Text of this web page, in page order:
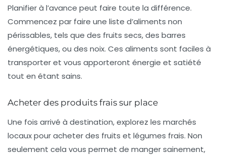
Planifier à l’avance peut faire toute la différence.
Commencez par faire une liste d’aliments non
périssables, tels que des fruits secs, des barres
énergétiques, ou des noix. Ces aliments sont faciles à
transporter et vous apporteront énergie et satiété
tout en étant sains.
Acheter des produits frais sur place
Une fois arrivé à destination, explorez les marchés
locaux pour acheter des fruits et légumes frais. Non
seulement cela vous permet de manger sainement,